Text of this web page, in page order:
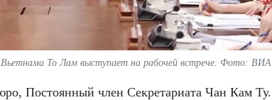
То Лам выступает на рабочей встрече. Фото: ВИА
Постоянный член Секретариата Чан Кам Ту.